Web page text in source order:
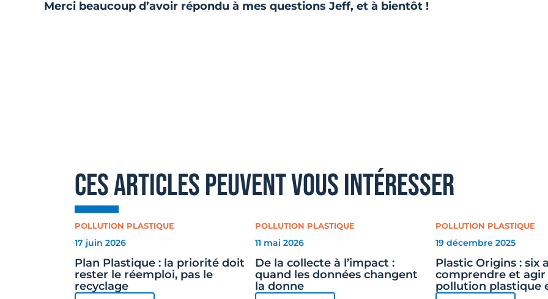
Merci beaucoup d’avoir répondu à mes questions Jeff, et à bientôt !
ces articles peuvent vous intéresser
POLLUTION PLASTIQUE
17 juin 2026
Plan Plastique : la priorité doit
rester le réemploi, pas le
recyclage
POLLUTION PLASTIQUE
11 mai 2026
De la collecte à l’impact :
quand les données changent
la donne
POLLUTION PLASTIQUE
19 décembre 2025
Plastic Origins : six
comprendre et
pollution plastique